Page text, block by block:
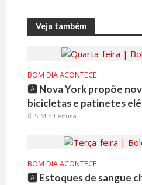
Veja também
BOM DIA ACONTECE
🅰️ Nova York propõe
bicicletas e patinetes
5 Min Leitura
BOM DIA ACONTECE
🅰️ Estoques de sangue